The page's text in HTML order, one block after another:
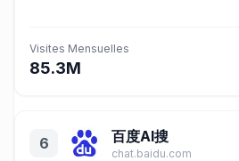
Visites Mensuelles
85.3M
6 百度AI搜
chat.baidu.com